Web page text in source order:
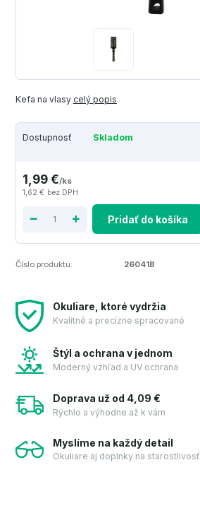
Kefa na vlasy celý popis
Dostupnosť Skladom
1,99 €/ks
1,62 € bez DPH
Pridať do košíka
Číslo produktu: 26041B
Okuliare, ktoré vydržia
Kvalitné a precízne spracované
Štýl a ochrana v jednom
Moderný vzhľad a UV ochrana
Doprava už od 4,09 €
Rýchlo a výhodne až k vám
Myslíme na každý detail
Okuliare aj doplnky na starostlivosť